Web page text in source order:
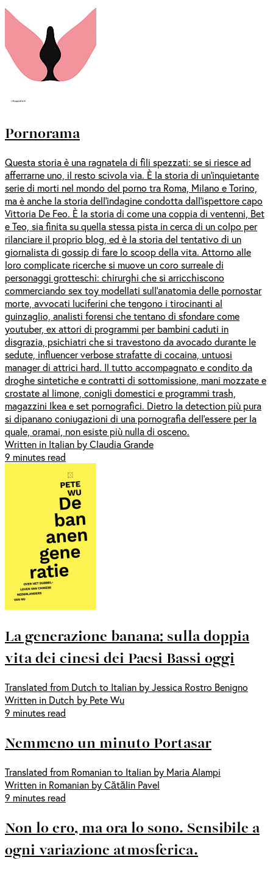
Pornorama
Questa storia è una ragnatela di fili spezzati: se si riesce ad
afferrarne uno, il resto scivola via. È la storia di un'inquietante
serie di morti nel mondo del porno tra Roma, Milano e Torino,
ma è anche la storia dell'indagine condotta dall'ispettore capo
Vittoria De Feo. È la storia di come una coppia di ventenni, Bet
e Teo, sia finita su quella stessa pista in cerca di un colpo per
rilanciare il proprio blog, ed è la storia del tentativo di un
giornalista di gossip di fare lo scoop della vita. Attorno alle
loro complicate ricerche si muove un coro surreale di
personaggi grotteschi: chirurghi che si arricchiscono
commerciando sex toy modellati sull'anatomia delle pornostar
morte, avvocati luciferini che tengono i tirocinanti al
guinzaglio, analisti forensi che tentano di sfondare come
youtuber, ex attori di programmi per bambini caduti in
disgrazia, psichiatri che si travestono da avocado durante le
sedute, influencer verbose strafatte di cocaina, untuosi
manager di attrici hard. Il tutto accompagnato e condito da
droghe sintetiche e contratti di sottomissione, mani mozzate e
crostate al limone, conigli domestici e programmi trash,
magazzini Ikea e set pornografici. Dietro la detection più pura
si dipanano coniugazioni di una pornografia dell’essere per la
quale, oramai, non esiste più nulla di osceno.
Written in Italian by Claudia Grande
9 minutes read
La generazione banana: sulla doppia
vita dei cinesi dei Paesi Bassi oggi
Translated from Dutch to Italian by Jessica Rostro Benigno
Written in Dutch by Pete Wu
9 minutes read
Nemmeno un minuto Portasar
Translated from Romanian to Italian by Maria Alampi
Written in Romanian by Cătălin Pavel
9 minutes read
Non lo ero, ma ora lo sono. Sensibile a
ogni variazione atmosferica.